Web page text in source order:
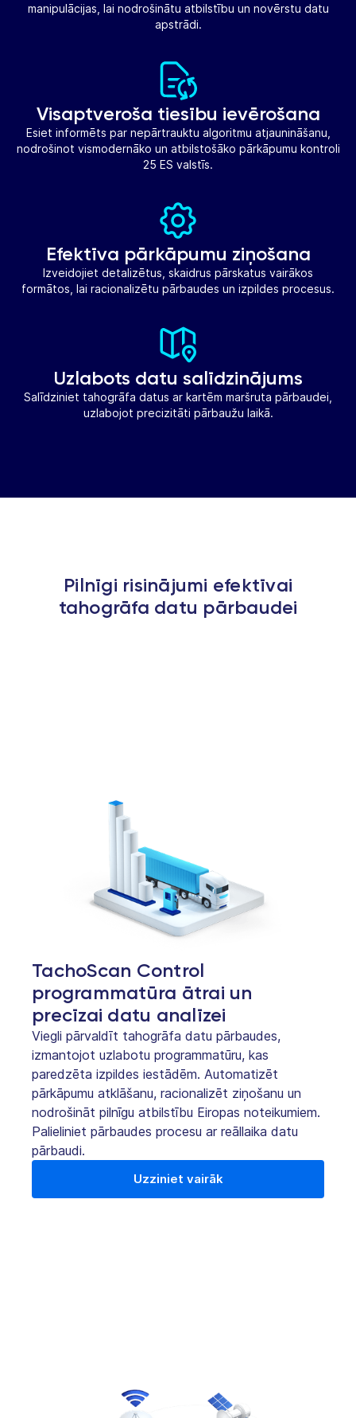
manipulācijas, lai nodrošinātu atbilstību un novērstu datu
apstrādi.
Visaptveroša tiesību ievērošana
Esiet informēts par nepārtrauktu algoritmu atjaunināšanu,
nodrošinot vismodernāko un atbilstošāko pārkāpumu kontroli
25 ES valstīs.
Efektīva pārkāpumu ziņošana
Izveidojiet detalizētus, skaidrus pārskatus vairākos
formātos, lai racionalizētu pārbaudes un izpildes procesus.
Uzlabots datu salīdzinājums
Salīdziniet tahogrāfa datus ar kartēm maršruta pārbaudei,
uzlabojot precizitāti pārbaužu laikā.
Pilnīgi risinājumi efektīvai
tahogrāfa datu pārbaudei
TachoScan Control
programmatūra ātrai un
precīzai datu analīzei
Viegli pārvaldīt tahogrāfa datu pārbaudes,
izmantojot uzlabotu programmatūru, kas
paredzēta izpildes iestādēm. Automatizēt
pārkāpumu atklāšanu, racionalizēt ziņošanu un
nodrošināt pilnīgu atbilstību Eiropas noteikumiem.
Palieliniet pārbaudes procesu ar reāllaika datu
pārbaudi.
Uzziniet vairāk